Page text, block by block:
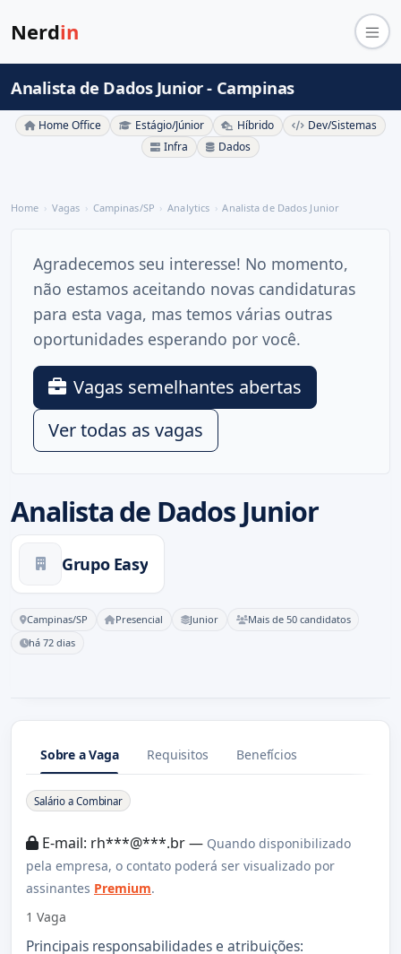
Nerdin
Analista de Dados Junior - Campinas
Home Office Estágio/Júnior Híbrido
Dev/Sistemas
Infra
Dados
Home Vagas Campinas/SP Analytics Analista de Dados Junior
Analista de Dados Junior
Grupo Easy
Campinas/SP Presencial Junior
Mais de 50 candidatos
há 72 dias
Agradecemos seu interesse! No momento,
não estamos aceitando novas candidaturas
para esta vaga, mas temos várias outras
oportunidades esperando por você.
Vagas semelhantes abertas
Ver todas as vagas
Sobre a Vaga Requisitos Benefícios
Sobre a Vaga
Salário a Combinar
E-mail: rh***@***.br — Quando disponibilizado
pela empresa, o contato poderá ser visualizado por
assinantes Premium.
1 Vaga
Principais responsabilidades e atribuições: